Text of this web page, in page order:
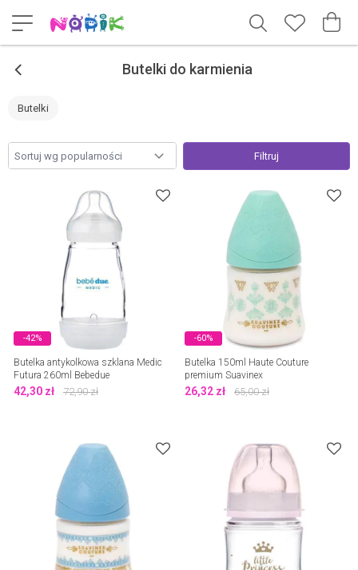
< Butelki do karmienia
Butelki
Filtruj
-42%
Butelka antykolkowa szklana Medic
Futura 260ml Bebedue
42,30 zł 72,90zł
-60%
Butelka 150ml Haute Couture
premium Suavinex
26,32 zł 65,00zł